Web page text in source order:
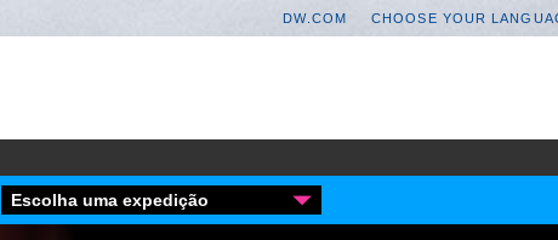
CHOOSE YOUR
DW.COM
Escolha uma expedição